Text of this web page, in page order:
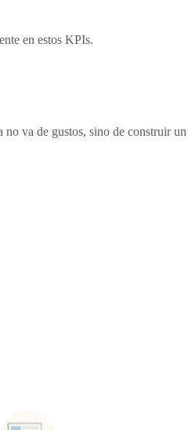
en estos KPIs.
va de gustos, sino de construir